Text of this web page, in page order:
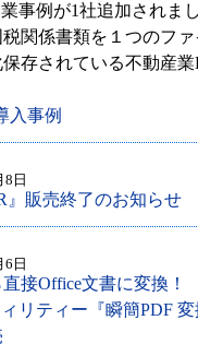
業事例が1社追加されま
関係書類を１つのファ
存されている不動産
入事例
8日
』販売終了のお知らせ
6日
接Office文書に変換！
リティー『瞬簡PDF 変